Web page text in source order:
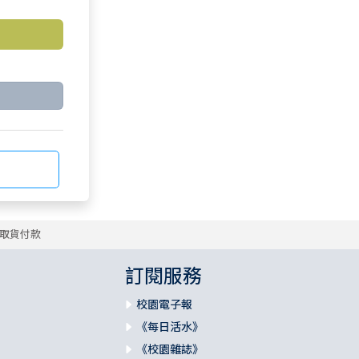
貨付款
訂閱服務
校園電子報
《每日活水》
《校園雜誌》